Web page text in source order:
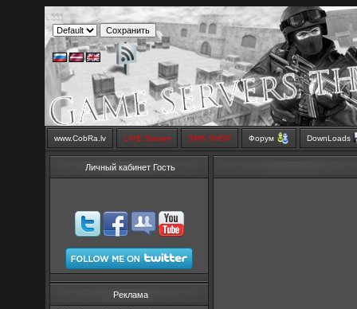
www.CobRa.lv LIVE Stream SMS SHOP Форум DownLoads
Личный кабинет Гость
Реклама